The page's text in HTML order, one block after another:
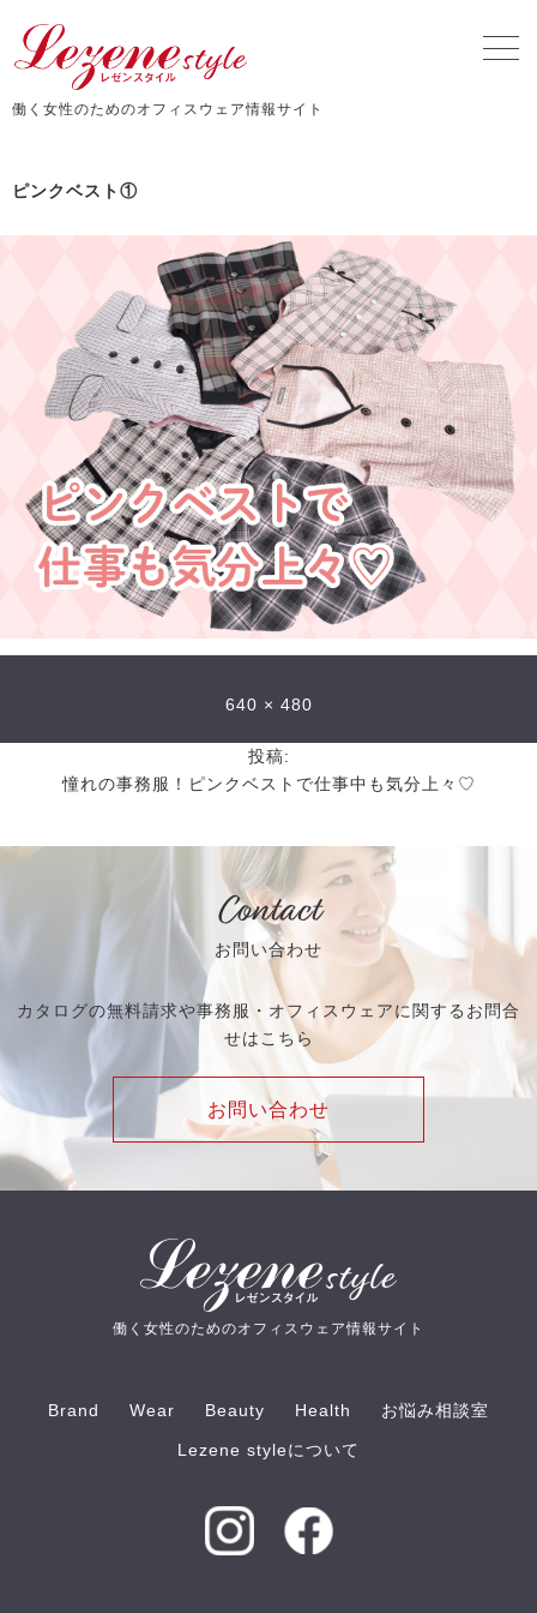
働く女性のためのオフィスウェア情報サイト
ピンクベスト①
640 × 480
投稿:
憧れの事務服！ピンクベストで仕事中も気分上々♡
Contact
お問い合わせ
カタログの無料請求や事務服・オフィスウェアに関するお問合
せはこちら
お問い合わせ
働く女性のためのオフィスウェア情報サイト
Brand Wear Beauty Health お悩み相談室
Lezene styleについて